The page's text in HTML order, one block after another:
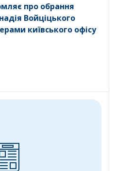
про обрання
Войціцького
київського офісу